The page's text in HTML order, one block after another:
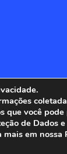
que você
de Dados
mais em